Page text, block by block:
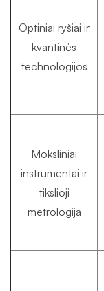
Optiniai ryšiai ir
kvantinės
technologijos
Moksliniai
instrumentai ir
tikslioji
metrologija